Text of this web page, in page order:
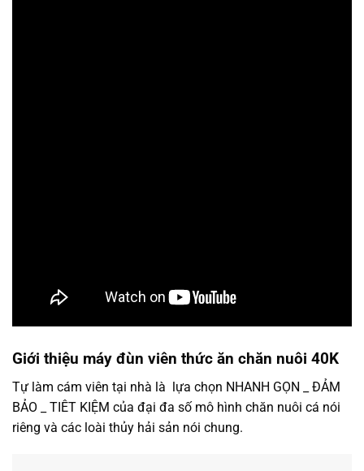
Giới thiệu máy đùn viên thức ăn chăn nuôi 40K
Tự làm cám viên tại nhà là lựa chọn NHANH GỌN _ ĐẢM
BẢO _ TIÊT KIỆM của đại đa số mô hình chăn nuôi cá nói
riêng và các loài thủy hải sản nói chung.